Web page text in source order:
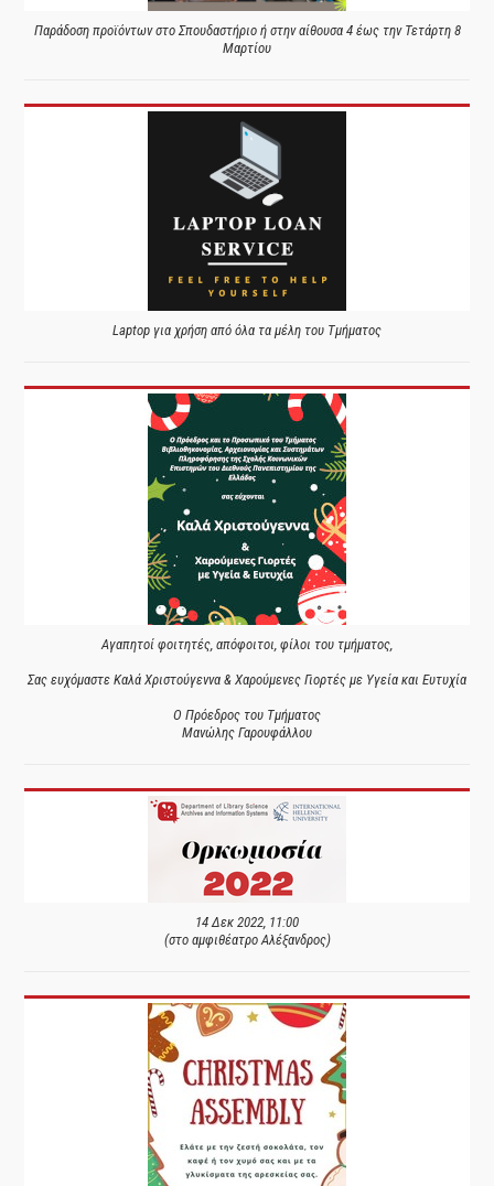
Παράδοση προϊόντων στο Σπουδαστήριο ή στην αίθουσα 4 έως την Τετάρτη 8
Μαρτίου
Laptop για χρήση από όλα τα μέλη του Τμήματος
Αγαπητοί φοιτητές, απόφοιτοι, φίλοι του τμήματος,
Σας ευχόμαστε Καλά Χριστούγεννα & Χαρούμενες Γιορτές με Υγεία και Ευτυχία
Ο Πρόεδρος του Τμήματος
Μανώλης Γαρουφάλλου
14 Δεκ 2022, 11:00
(στο αμφιθέατρο Αλέξανδρος)